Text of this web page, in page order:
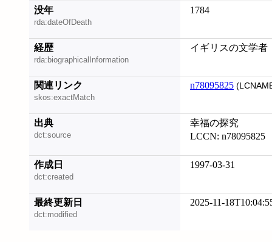
没年
rda:dateOfDeath
1784
経歴
rda:biographicalInformation
イギリスの文学者
関連リンク
skos:exactMatch
n78095825
出典
dct:source
幸福の探究
LCCN: n78095825
作成日
dct:created
1997-03-31
最終更新日
dct:modified
2025-11-